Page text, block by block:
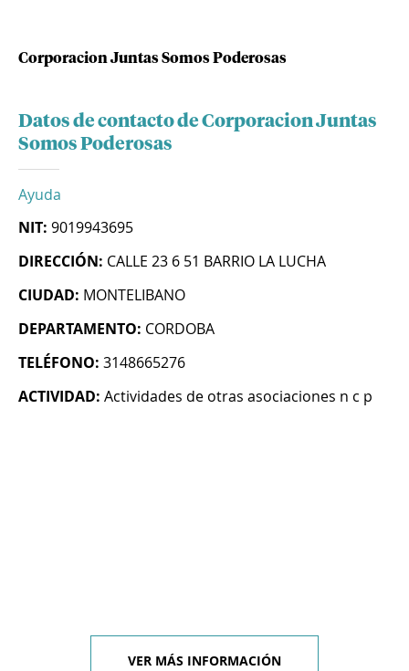
Corporacion Juntas Somos Poderosas
Datos de contacto de Corporacion Juntas
Somos Poderosas
Ayuda
NIT: 9019943695
DIRECCIÓN: CALLE 23 6 51 BARRIO LA LUCHA
CIUDAD: MONTELIBANO
DEPARTAMENTO: CORDOBA
TELÉFONO: 3148665276
ACTIVIDAD: Actividades de otras asociaciones n c p
VER MÁS INFORMACIÓN